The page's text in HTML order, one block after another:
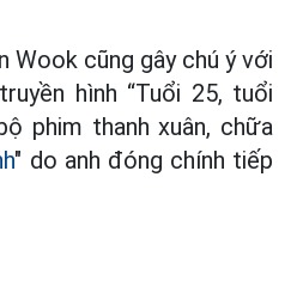
Wook cũng gây chú ý với
hình “Tuổi 25, tuổi
phim thanh xuân, chữa
" do anh đóng chính tiếp